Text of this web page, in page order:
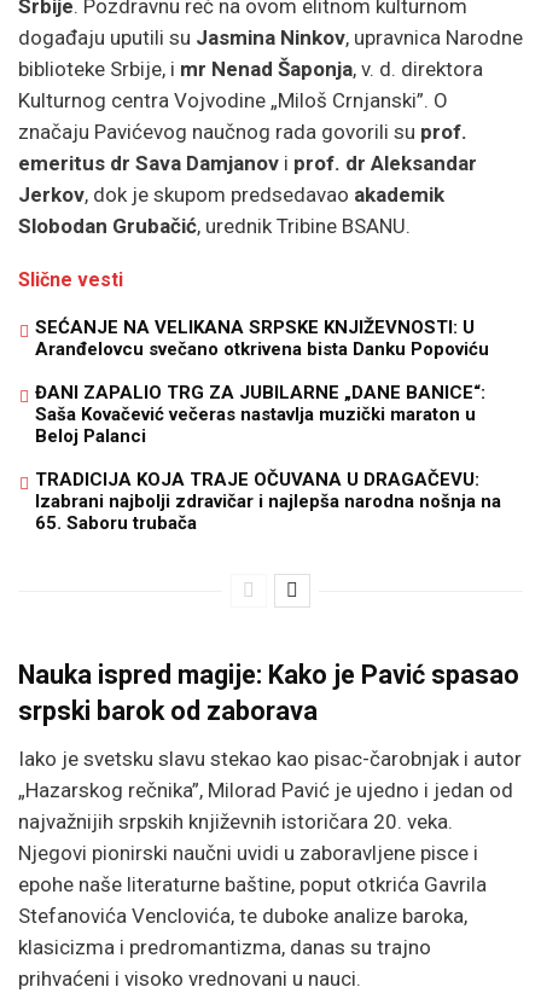
Srbije. Pozdravnu reč na ovom elitnom kulturnom
događaju uputili su Jasmina Ninkov, upravnica Narodne
biblioteke Srbije, i mr Nenad Šaponja, v. d. direktora
Kulturnog centra Vojvodine „Miloš Crnjanski”. O
značaju Pavićevog naučnog rada govorili su prof.
emeritus dr Sava Damjanov i prof. dr Aleksandar
Jerkov, dok je skupom predsedavao akademik
Slobodan Grubačić, urednik Tribine BSANU.
Slične vesti
SEĆANJE NA VELIKANA SRPSKE KNJIŽEVNOSTI: U
Aranđelovcu svečano otkrivena bista Danku Popoviću
ĐANI ZAPALIO TRG ZA JUBILARNE „DANE BANICE“:
Saša Kovačević večeras nastavlja muzički maraton u
Beloj Palanci
TRADICIJA KOJA TRAJE OČUVANA U DRAGAČEVU:
Izabrani najbolji zdravičar i najlepša narodna nošnja na
65. Saboru trubača
Nauka ispred magije: Kako je Pavić spasao
srpski barok od zaborava
Iako je svetsku slavu stekao kao pisac-čarobnjak i autor
„Hazarskog rečnika”, Milorad Pavić je ujedno i jedan od
najvažnijih srpskih književnih istoričara 20. veka.
Njegovi pionirski naučni uvidi u zaboravljene pisce i
epohe naše literaturne baštine, poput otkrića Gavrila
Stefanovića Venclovića, te duboke analize baroka,
klasicizma i predromantizma, danas su trajno
prihvaćeni i visoko vrednovani u nauci.